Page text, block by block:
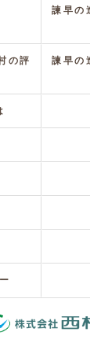
諫早の
の評
諫早の